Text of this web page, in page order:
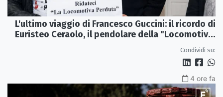
L'ultimo viaggio di Francesco Guccini: il ricordo di
Euristeo Ceraolo, il pendolare della "Locomotiva
Condividi su:
4 ore fa